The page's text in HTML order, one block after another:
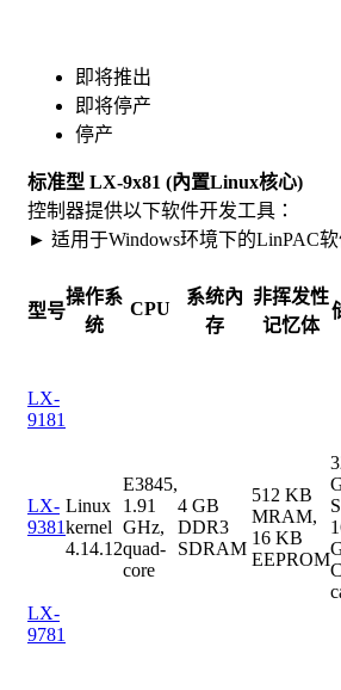
即将推出
即将停产
停产
标准型 LX-9x81 (內置Linux核心)
控制器提供以下软件开发工具：
► 适用于Windows环境下的LinPAC
型号
操作系
统
CPU
系统內
存
非挥发性
记忆体
LX-
9181
Linux
kernel
4.14.12
E3845,
1.91
GHz,
quad-
core
4 GB
DDR3
SDRAM
512 KB
MRAM,
16 KB
EEPROM
LX-
9381
LX-
9781